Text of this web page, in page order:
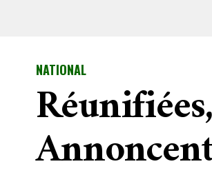
NATIONAL